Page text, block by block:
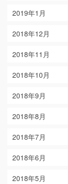
2019年1月
2018年12月
2018年11月
2018年10月
2018年9月
2018年8月
2018年7月
2018年6月
2018年5月